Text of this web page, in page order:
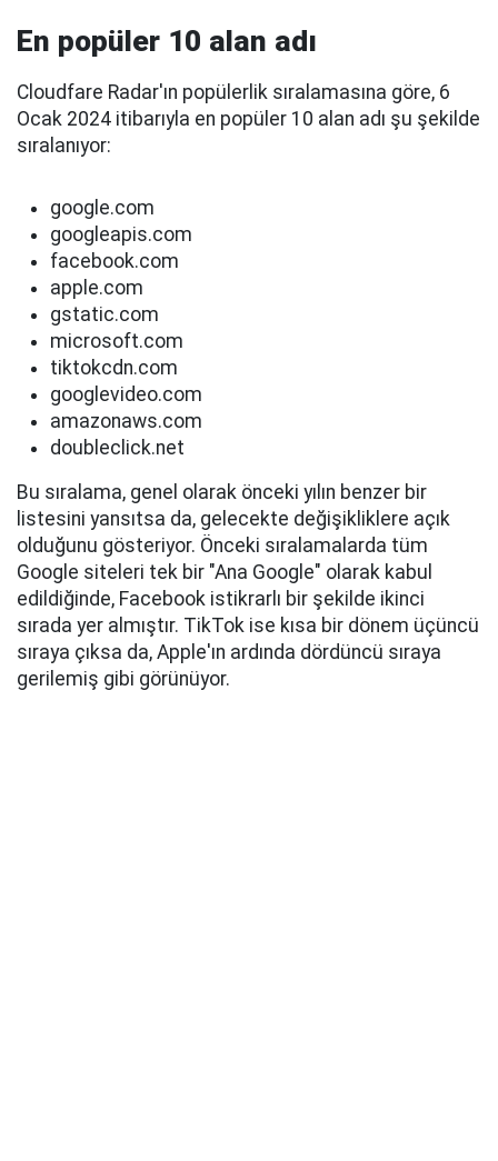
En popüler 10 alan adı
Cloudfare Radar'ın popülerlik sıralamasına göre, 6
Ocak 2024 itibarıyla en popüler 10 alan adı şu şekilde
sıralanıyor:
google.com
googleapis.com
facebook.com
apple.com
gstatic.com
microsoft.com
tiktokcdn.com
googlevideo.com
amazonaws.com
doubleclick.net
Bu sıralama, genel olarak önceki yılın benzer bir
listesini yansıtsa da, gelecekte değişikliklere açık
olduğunu gösteriyor. Önceki sıralamalarda tüm
Google siteleri tek bir "Ana Google" olarak kabul
edildiğinde, Facebook istikrarlı bir şekilde ikinci
sırada yer almıştır. TikTok ise kısa bir dönem üçüncü
sıraya çıksa da, Apple'ın ardında dördüncü sıraya
gerilemiş gibi görünüyor.